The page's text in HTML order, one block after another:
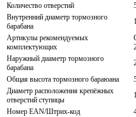
Количество отверстий
Внутренний диаметр тормозного
барабана
Артикулы рекомендуемых
комплектующих
Наружный диаметр тормозного
барабана
Общая высота тормозного бараюана
Диаметр расположения крепёжных
отверстий ступицы
Номер EAN/Штрих-код